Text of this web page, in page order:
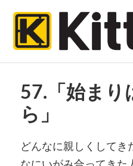
57.「始まり
ら」
どんなに親しくしてき